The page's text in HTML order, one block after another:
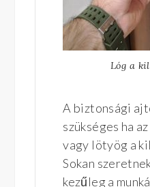
Lóg a
A biztonsági
szükséges ha
vagy lötyög a
Sokan
kezűleg a